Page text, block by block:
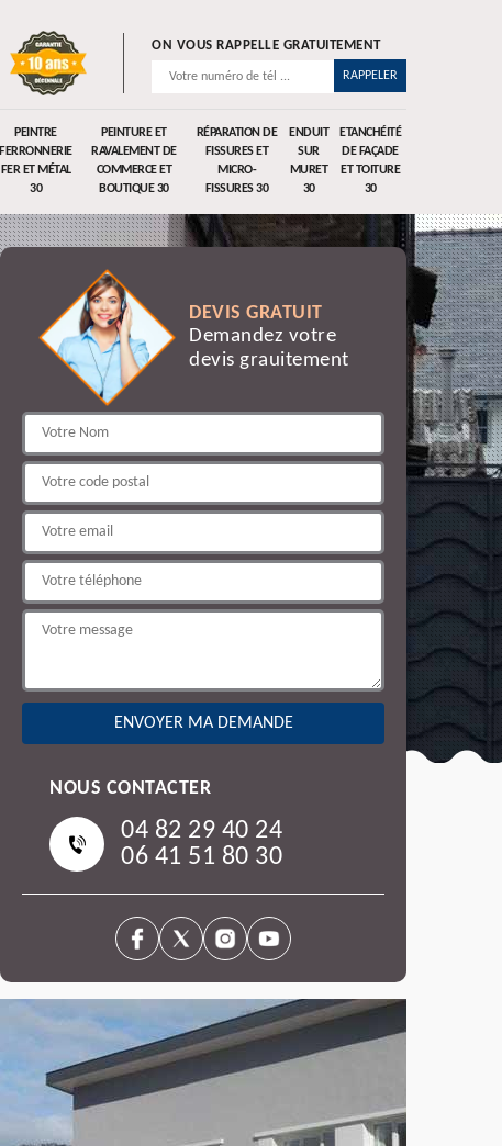
ON VOUS RAPPELLE GRATUITEMENT
PEINTRE
FERRONNERIE
FER ET MÉTAL
30
PEINTURE ET
RAVALEMENT DE
COMMERCE ET
BOUTIQUE 30
RÉPARATION DE
FISSURES ET
MICRO-
FISSURES 30
ENDUIT
SUR
MURET
30
ETANCHÉITÉ
DE FAÇADE
ET TOITURE
30
DEVIS GRATUIT
Demandez votre
devis grauitement
NOUS CONTACTER
04 82 29 40 24
06 41 51 80 30